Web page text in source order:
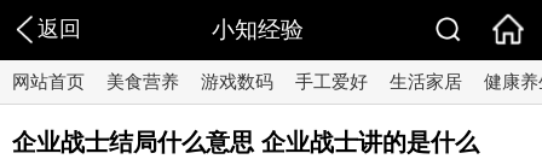
返回 小知经验
网站首页 美食营养 游戏数码 手工爱好 生活家居 健康养
企业战士结局什么意思 企业战士讲的是什么